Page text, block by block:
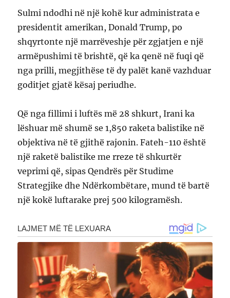
Sulmi ndodhi në një kohë kur administrata e
presidentit amerikan, Donald Trump, po
shqyrtonte një marrëveshje për zgjatjen e një
armëpushimi të brishtë, që ka qenë në fuqi që
nga prilli, megjithëse të dy palët kanë vazhduar
goditjet gjatë kësaj periudhe.
Që nga fillimi i luftës më 28 shkurt, Irani ka
lëshuar më shumë se 1,850 raketa balistike në
objektiva në të gjithë rajonin. Fateh-110 është
një raketë balistike me rreze të shkurtër
veprimi që, sipas Qendrës për Studime
Strategjike dhe Ndërkombëtare, mund të bartë
një kokë luftarake prej 500 kilogramësh.